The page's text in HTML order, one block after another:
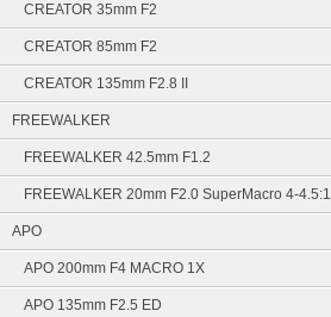
CREATOR 35mm F2
CREATOR 85mm F2
CREATOR 135mm F2.8 II
FREEWALKER
FREEWALKER 42.5mm F1.2
FREEWALKER 20mm F2.0 SuperMacro 4-4.5:1
APO
APO 200mm F4 MACRO 1X
APO 135mm F2.5 ED